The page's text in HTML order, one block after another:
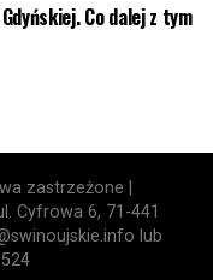
Co dalej z tym
zastrzeżone |
Cyfrowa 6, 71-441
lub